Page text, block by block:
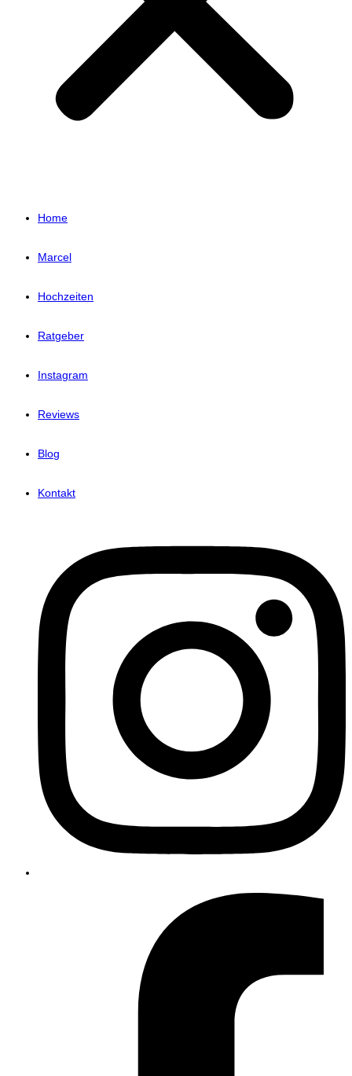
Home
Marcel
Hochzeiten
Ratgeber
Instagram
Reviews
Blog
Kontakt